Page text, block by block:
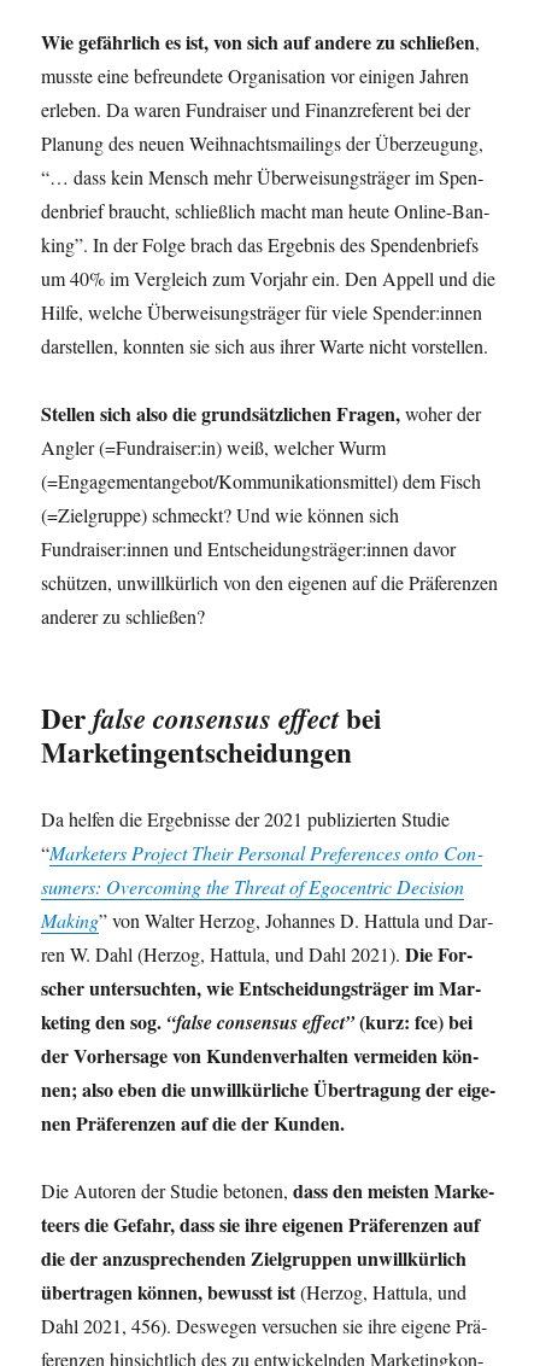
Wie gefähr­lich es ist, von sich auf ande­re zu schlie­ßen,
muss­te eine befreun­de­te Orga­ni­sa­ti­on vor eini­gen Jah­ren
erle­ben. Da waren Fund­rai­ser und Finanz­re­fe­rent bei der
Pla­nung des neu­en Weih­nachts­mai­lings der Über­zeu­gung,
“… dass kein Mensch mehr Über­wei­sungs­trä­ger im Spen­
den­brief braucht, schließ­lich macht man heu­te Online-Ban­
king”. In der Fol­ge brach das Ergeb­nis des Spen­den­briefs
um 40% im Ver­gleich zum Vor­jahr ein. Den Appell und die
Hil­fe, wel­che Über­wei­sungs­trä­ger für vie­le Spender:innen
dar­stel­len, konn­ten sie sich aus ihrer War­te nicht vorstellen.
Stel­len sich also die grund­sätz­li­chen Fra­gen,woher der
Ang­ler (=Fundraiser:in) weiß, wel­cher Wurm
(=Engagementangebot/Kommunikationsmittel) dem Fisch
(=Ziel­grup­pe) schmeckt? Und wie kön­nen sich
Fundraiser:innen und Entscheidungsträger:innen davor
schüt­zen, unwill­kür­lich von den eige­nen auf die Prä­fe­ren­zen
ande­rer zu schließen?
Derfalse consensus effectbei
Marketingentscheidungen
Da hel­fen die Ergeb­nis­se der 2021 publi­zier­ten Stu­die
“Mar­ket­ers Pro­ject Their Per­so­nal Pre­fe­ren­ces onto Con­
su­mers: Over­co­ming the Thre­at of Ego­cen­tric Decis­i­on
Making” von Wal­ter Her­zog, Johan­nes D. Hat­tu­la und Dar­
ren W. Dahl (Her­zog, Hat­tu­la, und Dahl 2021).Die For­
scher unter­such­ten, wie Ent­schei­dungs­trä­ger im Mar­
ke­ting den sog. “fal­se con­sen­sus effect”(kurz: fce) bei
der Vor­her­sa­ge von Kun­den­ver­hal­ten ver­mei­den kön­
nen; also eben die unwill­kür­li­che Über­tra­gung der eige­
nen Prä­fe­ren­zen auf die der Kunden.
Die Autoren der Stu­die beto­nen,dass den meis­ten Mar­ke­
teers die Gefahr, dass sie ihre eige­nen Prä­fe­ren­zen auf
die der anzu­spre­chen­den Ziel­grup­pen unwill­kür­lich
über­tra­gen kön­nen, bewusst ist(Her­zog, Hat­tu­la, und
Dahl 2021, 456). Des­we­gen ver­su­chen sie ihre eige­ne Prä­
fe­ren­zen hin­sicht­lich des zu ent­wi­ckeln­den Mar­ke­ting­kon­